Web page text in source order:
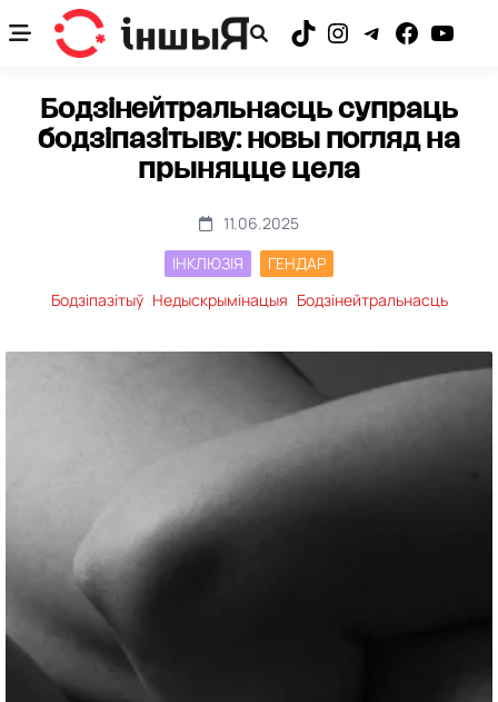
to
Бодзінейтральнасць супраць
бодзіпазітыву: новы погляд на
прыняцце цела
11.06.2025
ІНКЛЮЗІЯ
ГЕНДАР
Бодзіпазітыў Недыскрымінацыя Бодзінейтральнасць